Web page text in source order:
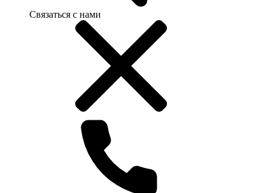
Связаться с нами